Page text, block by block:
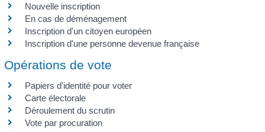
Nouvelle inscription
En cas de déménagement
Inscription d'un citoyen européen
Inscription d'une personne devenue française
Opérations de vote
Papiers d'identité pour voter
Carte électorale
Déroulement du scrutin
Vote par procuration